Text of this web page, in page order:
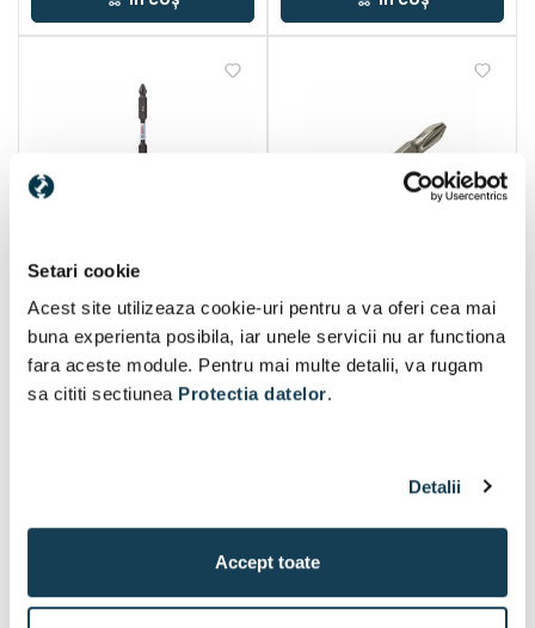
Setari cookie
Acest site utilizeaza cookie-uri pentru a va oferi cea mai
buna experienta posibila, iar unele servicii nu ar functiona
fara aceste module. Pentru mai multe detalii, va rugam
sa cititi sectiunea Protectia datelor.
Detalii
Accept toate
Bosch bit cu varf dublu
PH2 | 150 mm
Makita bit cu varf dublu
PH2 | 65 mm
5 Lei
1 2